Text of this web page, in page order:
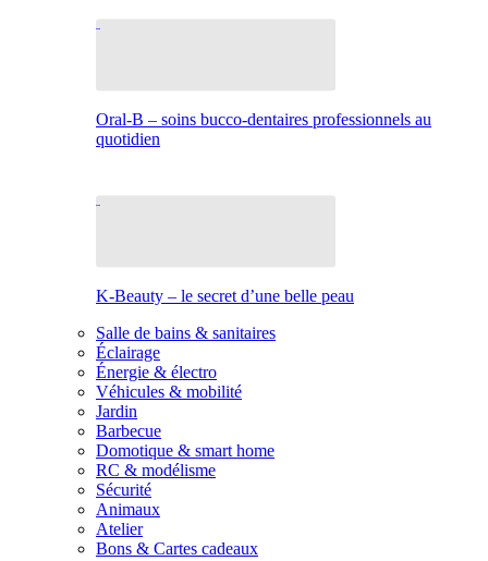
Oral-B – soins bucco-dentaires professionnels au
quotidien
K-Beauty – le secret d’une belle peau
Salle de bains & sanitaires
Éclairage
Énergie & électro
Véhicules & mobilité
Jardin
Barbecue
Domotique & smart home
RC & modélisme
Sécurité
Animaux
Atelier
Bons & Cartes cadeaux